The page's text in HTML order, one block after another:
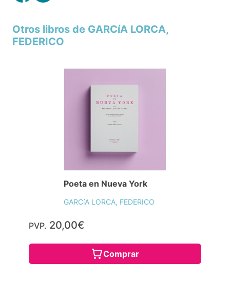
Otros libros de GARCíA LORCA,
FEDERICO
Poeta en Nueva York
GARCíA LORCA, FEDERICO
PVP. 20,00€
Comprar